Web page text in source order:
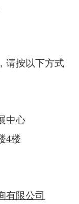
请按以下方式
中心
4楼
有限公司